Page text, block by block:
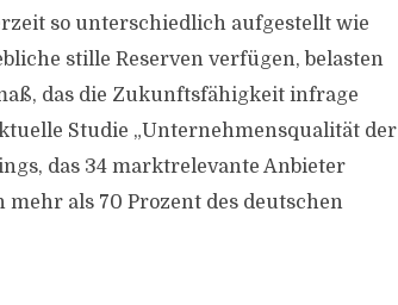
so unterschiedlich aufgestellt wie
stille Reserven verfügen, belasten
das die Zukunftsfähigkeit infrage
Studie „Unternehmensqualität der
das 34 marktrelevante Anbieter
als 70 Prozent des deutschen